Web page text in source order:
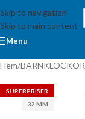
Skip to navigation
Skip to main content
Menu
Hem/BARNKLOCKOR
SUPERPRISER
32 MM